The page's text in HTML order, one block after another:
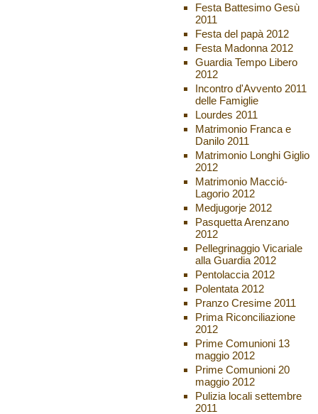
Festa Battesimo Gesù
2011
Festa del papà 2012
Festa Madonna 2012
Guardia Tempo Libero
2012
Incontro d'Avvento 2011
delle Famiglie
Lourdes 2011
Matrimonio Franca e
Danilo 2011
Matrimonio Longhi Giglio
2012
Matrimonio Macció-
Lagorio 2012
Medjugorje 2012
Pasquetta Arenzano
2012
Pellegrinaggio Vicariale
alla Guardia 2012
Pentolaccia 2012
Polentata 2012
Pranzo Cresime 2011
Prima Riconciliazione
2012
Prime Comunioni 13
maggio 2012
Prime Comunioni 20
maggio 2012
Pulizia locali settembre
2011